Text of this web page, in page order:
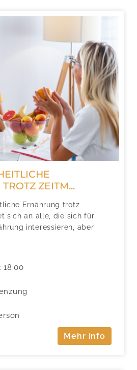
ZEITM...
Ernährung trotz
sich an alle, die sich für
interessieren, aber
18:00
Mehr Info